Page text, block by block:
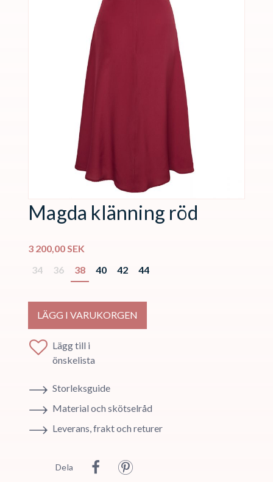
Magda klänning röd
3 200,00 SEK
34
36 38 40 42 44
LÄGG I VARUKORGEN
Lägg till i
önskelista
Storleksguide
Material och skötselråd
Leverans, frakt och returer
Dela